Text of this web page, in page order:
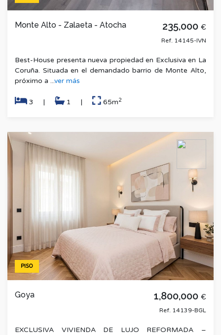
Monte Alto - Zalaeta - Atocha 235,000 €
Ref. 14145-IVN
Best-House presenta nueva propiedad en Exclusiva en La
Coruña. Situada en el demandado barrio de Monte Alto,
próximo a ...ver más
3 | 1 | 65m2
PISO
Goya 1,800,000 €
Ref. 14139-BGL
EXCLUSIVA VIVIENDA DE LUJO REFORMADA –